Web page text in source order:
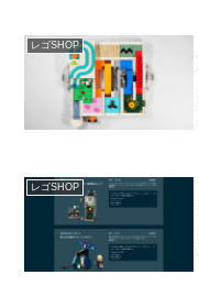
レゴSHOP
レゴSHOP